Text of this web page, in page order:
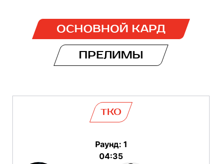
ОСНОВНОЙ КАРД
ПРЕЛИМЫ
TKO
Раунд: 1
04:35